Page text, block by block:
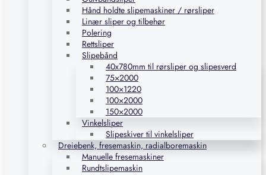
Hånd holdte slipemaskiner / rørsliper
Linær sliper og tilbehør
Polering
Rettsliper
Slipebånd
40x780mm til rørsliper og slipesverd
75×2000
100×1220
100×2000
150×2000
Vinkelsliper
Slipeskiver til vinkelsliper
Dreiebenk, fresemaskin, radialboremaskin
Manuelle fresemaskiner
Rundtslipemaskin